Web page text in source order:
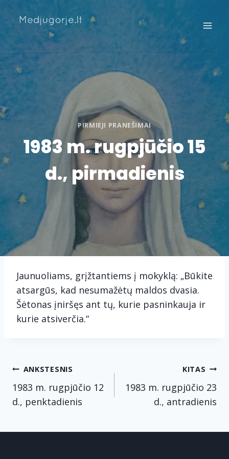
content
PIRMIEJI PRANEŠIMAI
1983 m. rugpjūčio 15
d., pirmadienis
Jaunuoliams, grįžtantiems į mokyklą: „Būkite
atsargūs, kad nesumažėtų maldos dvasia.
Šėtonas įniršęs ant tų, kurie pasninkauja ir
kurie atsiverčia.“
Navigacija
tarp
įrašų
ANKSTESNIS
1983 m. rugpjūčio 12
d., penktadienis
KITAS
1983 m. rugpjūčio 23
d., antradienis